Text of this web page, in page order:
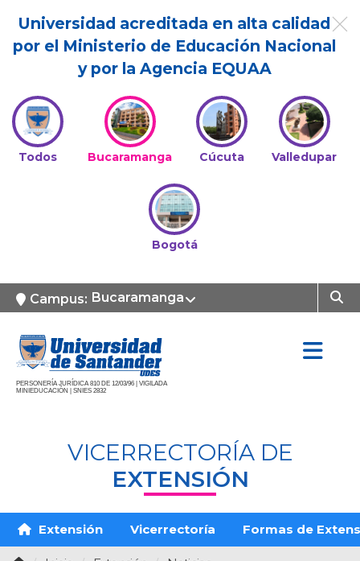
Universidad acreditada en alta calidad
por el Ministerio de Educación Nacional
y por la Agencia EQUAA
Todos Bucaramanga Cúcuta Valledupar
Bogotá
Campus: Bucaramanga
PERSONERÍA JURÍDICA 810 DE 12/03/96 | VIGILADA
MINIEDUCACIÓN | SNIES 2832
VICERRECTORÍA DE
EXTENSIÓN
Extensión Vicerrectoría Formas de